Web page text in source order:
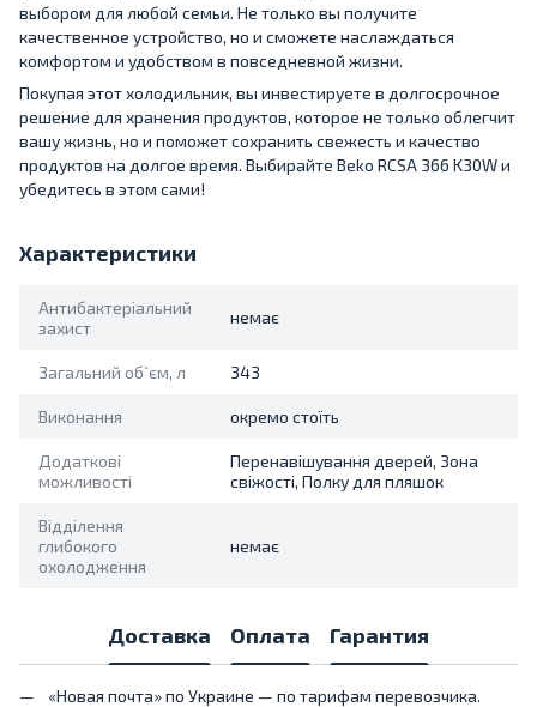
выбором для любой семьи. Не только вы получите
качественное устройство, но и сможете наслаждаться
комфортом и удобством в повседневной жизни.
Покупая этот холодильник, вы инвестируете в долгосрочное
решение для хранения продуктов, которое не только облегчит
вашу жизнь, но и поможет сохранить свежесть и качество
продуктов на долгое время. Выбирайте Beko RCSA 366 K30W и
убедитесь в этом сами!
Характеристики
Антибактеріальний
захист
немає
Загальний об`єм, л 343
Виконання окремо стоїть
Додаткові
можливості
Перенавішування дверей, Зона
свіжості, Полку для пляшок
Відділення
глибокого
охолодження
немає
Доставка Оплата Гарантия
«Новая почта» по Украине — по тарифам перевозчика.